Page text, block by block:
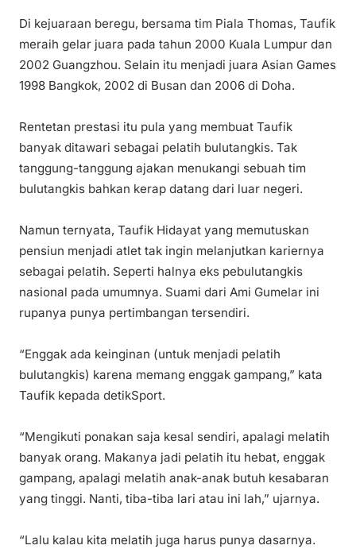
Di kejuaraan beregu, bersama tim Piala Thomas, Taufik
meraih gelar juara pada tahun 2000 Kuala Lumpur dan
2002 Guangzhou. Selain itu menjadi juara Asian Games
1998 Bangkok, 2002 di Busan dan 2006 di Doha.
Rentetan prestasi itu pula yang membuat Taufik
banyak ditawari sebagai pelatih bulutangkis. Tak
tanggung-tanggung ajakan menukangi sebuah tim
bulutangkis bahkan kerap datang dari luar negeri.
Namun ternyata, Taufik Hidayat yang memutuskan
pensiun menjadi atlet tak ingin melanjutkan kariernya
sebagai pelatih. Seperti halnya eks pebulutangkis
nasional pada umumnya. Suami dari Ami Gumelar ini
rupanya punya pertimbangan tersendiri.
“Enggak ada keinginan (untuk menjadi pelatih
bulutangkis) karena memang enggak gampang,” kata
Taufik kepada detikSport.
“Mengikuti ponakan saja kesal sendiri, apalagi melatih
banyak orang. Makanya jadi pelatih itu hebat, enggak
gampang, apalagi melatih anak-anak butuh kesabaran
yang tinggi. Nanti, tiba-tiba lari atau ini lah,” ujarnya.
“Lalu kalau kita melatih juga harus punya dasarnya.